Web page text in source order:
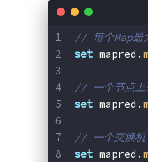
// 每个Map最
set mapred.
// 一个节点上
set mapred.
// 一个交换机
set mapred.